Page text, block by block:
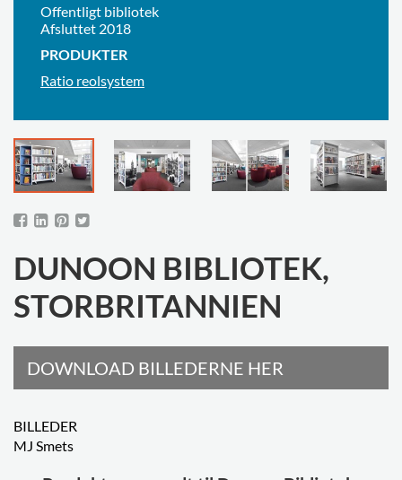
Offentligt bibliotek
Afsluttet 2018
PRODUKTER
Ratio reolsystem
DUNOON BIBLIOTEK,
STORBRITANNIEN
DOWNLOAD BILLEDERNE HER
BILLEDER
MJ Smets